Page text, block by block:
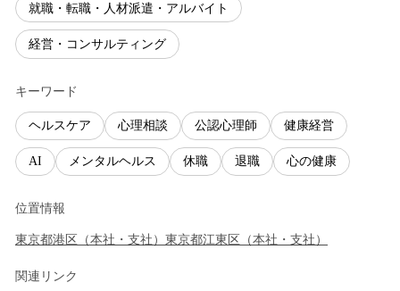
就職・転職・人材派遣・アルバイト
経営・コンサルティング
キーワード
ヘルスケア 心理相談 公認心理師 健康経営
AI メンタルヘルス 休職 退職 心の健康
位置情報
東京都港区 （本社・支社 ） 東京都江東区 （本社・支社 ）
関連リンク